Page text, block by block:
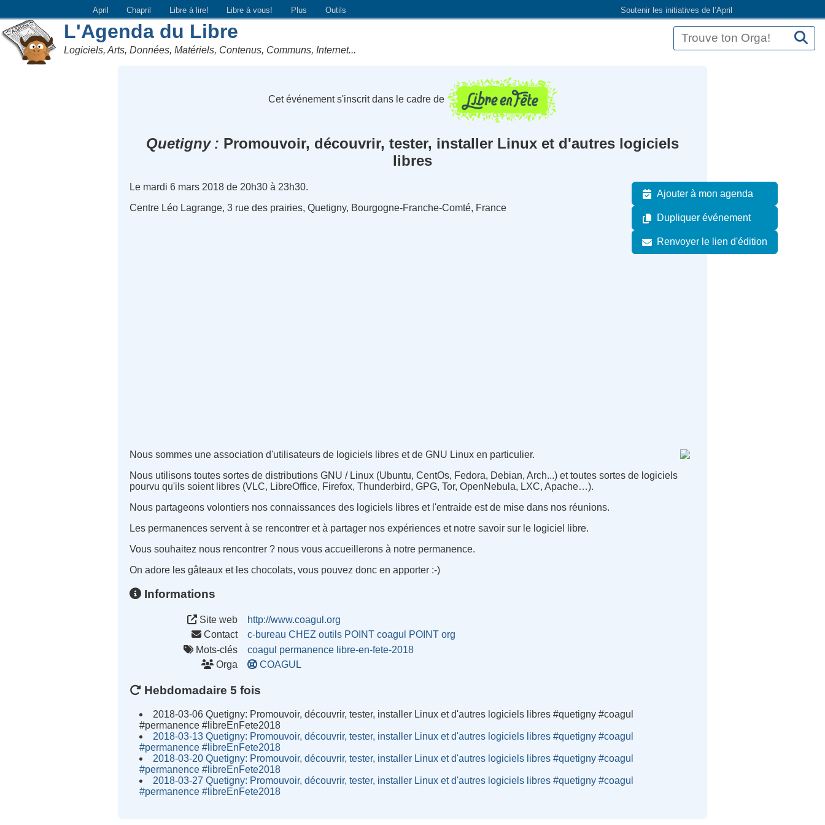
Soutenir les initiatives de l’April
April Chapril Libre à lire! Libre à vous! Plus Outils
L'Agenda du Libre
Logiciels, Arts, Données, Matériels, Contenus, Communs, Internet...
Cet événement s'inscrit dans le cadre de
Quetigny
Promouvoir, découvrir, tester, installer Linux et d'autres logiciels
libres
Ajouter à mon agenda
Dupliquer événement
Renvoyer le lien d'édition
Le mardi 6 mars 2018 de 20h30 à 23h30.
Centre Léo Lagrange, 3 rue des prairies, Quetigny, Bourgogne-Franche-Comté, France
Nous sommes une association d'utilisateurs de logiciels libres et de GNU Linux en particulier.
Nous utilisons toutes sortes de distributions GNU / Linux (Ubuntu, CentOs, Fedora, Debian, Arch...) et toutes sortes de logiciels
pourvu qu'ils soient libres (VLC, LibreOffice, Firefox, Thunderbird, GPG, Tor, OpenNebula, LXC, Apache…).
Nous partageons volontiers nos connaissances des logiciels libres et l'entraide est de mise dans nos réunions.
Les permanences servent à se rencontrer et à partager nos expériences et notre savoir sur le logiciel libre.
Vous souhaitez nous rencontrer ? nous vous accueillerons à notre permanence.
On adore les gâteaux et les chocolats, vous pouvez donc en apporter :-)
Informations
Site web
http://www.coagul.org
Contact
c-bureau CHEZ outils POINT coagul POINT org
Mots-clés
coagul permanence libre-en-fete-2018
Orga
COAGUL
Hebdomadaire 5 fois
2018-03-06 Quetigny: Promouvoir, découvrir, tester, installer Linux et d'autres logiciels libres #quetigny #coagul
#permanence #libreEnFete2018
2018-03-13 Quetigny: Promouvoir, découvrir, tester, installer Linux et d'autres logiciels libres #quetigny #coagul
#permanence #libreEnFete2018
2018-03-20 Quetigny: Promouvoir, découvrir, tester, installer Linux et d'autres logiciels libres #quetigny #coagul
#permanence #libreEnFete2018
2018-03-27 Quetigny: Promouvoir, découvrir, tester, installer Linux et d'autres logiciels libres #quetigny #coagul
#permanence #libreEnFete2018